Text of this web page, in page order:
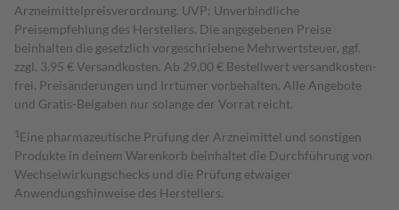
Arzneimittelpreisverordnung. UVP: Unverbindliche
Preisempfehlung des Herstellers. Die angegebenen Preise
beinhalten die gesetzlich vorgeschriebene Mehrwertsteuer, ggf.
zzgl. 3,95 € Versandkosten. Ab 29,00 € Bestell­wert versand­kosten­
frei. Preisänderungen und Irrtümer vorbehalten. Alle Angebote
und Gratis-Beigaben nur solange der Vorrat reicht.
1 Eine pharmazeutische Prüfung der Arzneimittel und sonstigen
Produkte in deinem Warenkorb beinhaltet die Durchführung von
Wechselwirkungschecks und die Prüfung etwaiger
Anwendungshinweise des Herstellers.